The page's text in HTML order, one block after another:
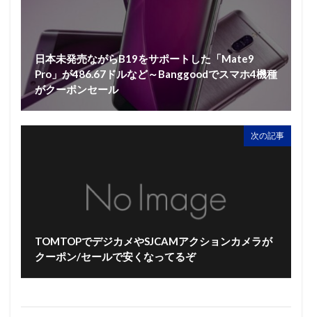
日本未発売ながらB19をサポートした「Mate9
Pro」が486.67ドルなど～Banggoodでスマホ4機種
がクーポンセール
次の記事
TOMTOPでデジカメやSJCAMアクションカメラが
クーポン/セールで安くなってるぞ